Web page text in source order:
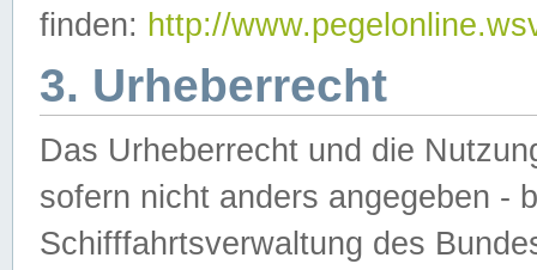
finden: http://
3. Urheberrecht
Das Urheberrecht und die
sofern nicht anders angegeben -
Schifffahrtsverwaltung des